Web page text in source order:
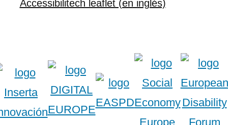
Accessibilitech leaflet (en inglés)